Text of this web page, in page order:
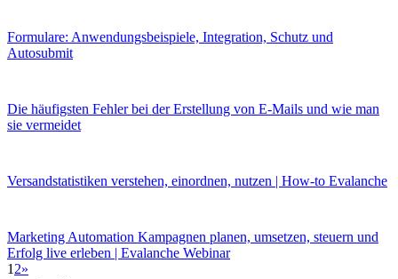
Formulare: Anwendungsbeispiele, Integration, Schutz und
Autosubmit
Die häufigsten Fehler bei der Erstellung von E-Mails und wie man
sie vermeidet
Versandstatistiken verstehen, einordnen, nutzen | How-to Evalanche
Marketing Automation Kampagnen planen, umsetzen, steuern und
Erfolg live erleben | Evalanche Webinar
1 2»